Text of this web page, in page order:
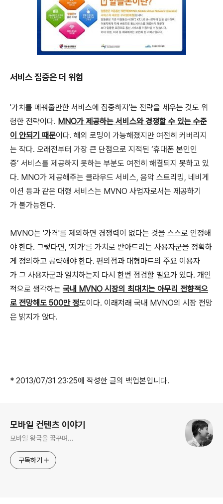
서비스 집중은 더 위험
'가치를 메꿔줄만한 서비스에 집중하자'는 전략을 세우는 것도 위
험한 전략이다. MNO가 제공하는 서비스와 경쟁할 수 있는 수준
이 안되기 때문이다. 해외 로밍이 가능해졌지만 여전히 커버리지
는 작다. 오래전부터 가장 큰 단점으로 지적된 ‘휴대폰 본인인
증’ 서비스를 제공하지 못하는 부분도 여전히 해결되지 못하고 있
다. MNO가 제공해주는 클라우드 서비스, 음악 스트리밍, 네비게
이션 등과 같은 대형 서비스는 MVNO 사업자로서는 제공하기
가 불가능한다.
MVNO는 '가격'를 제외하면 경쟁력이 없다는 것을 스스로 인정해
야 한다. 그렇다면, '저가'를 가치로 받아드리는 사용자군을 정확하
게 정의하고 공략해야 한다. 편의점과 대형마트의 주요 이용자
가 그 사용자군과 일치하는지 다시 한번 점검할 필요가 있다. 개인
적으로 생각하는 국내 MVNO 시장의 최대치는 아무리 전향적으
로 전망해도 500만 정도이다. 이래저래 국내 MVNO의 시장 전망
은 밝지가 않다.
* 2013/07/31 23:25에 작성한 글의 백업본입니다.
모바일 컨텐츠 이야기
모바일 왕국을 꿈꾸며...
구독하기